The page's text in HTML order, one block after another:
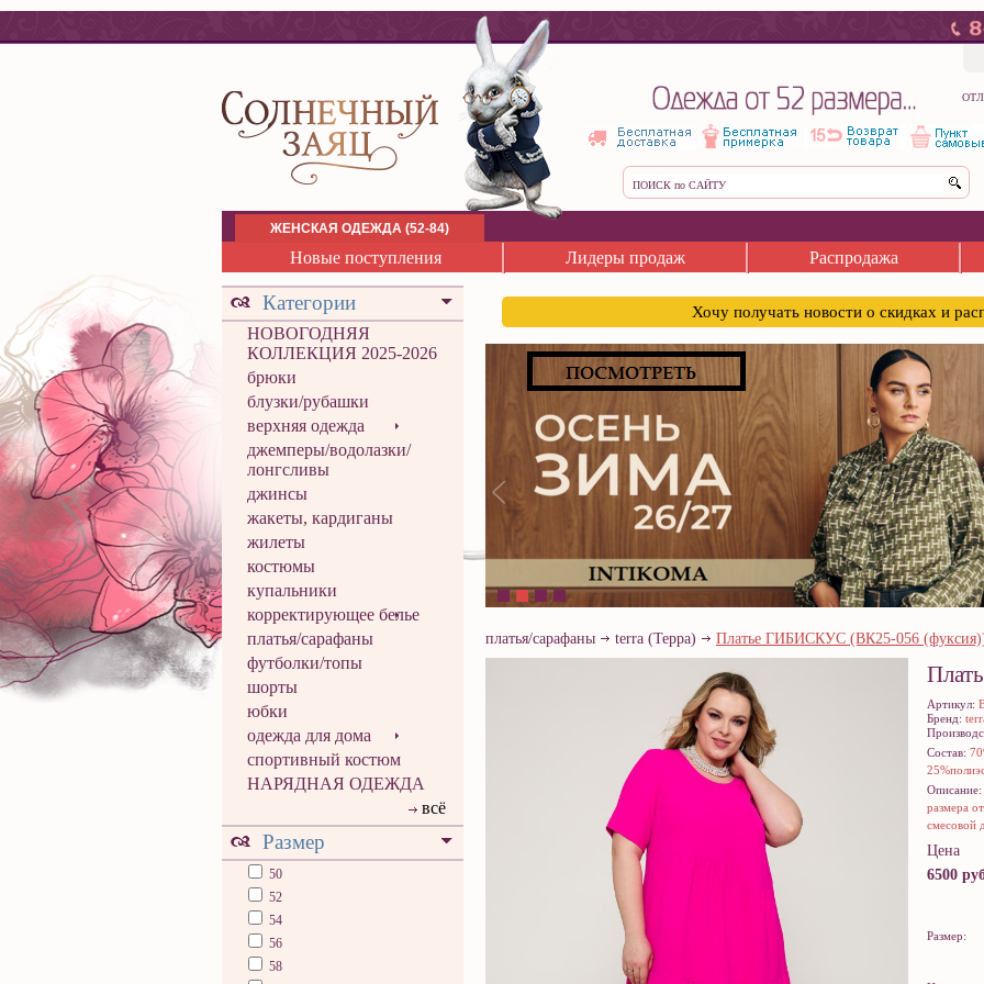
ЖЕНСКАЯ ОДЕЖДА (52-84)
Новые поступления Лидеры продаж Распродажа
Категории
НОВОГОДНЯЯ
КОЛЛЕКЦИЯ 2025-2026
брюки
блузки/рубашки
верхняя одежда
джемперы/водолазки/
лонгсливы
джинсы
жакеты, кардиганы
жилеты
костюмы
купальники
корректирующее белье
платья/сарафаны
футболки/топы
шорты
юбки
одежда для дома
спортивный костюм
НАРЯДНАЯ ОДЕЖДА
всё
Размер
50
52
54
56
58
Хочу получать новости о скидках и
платья/сарафаны terra (Терра) Платье ГИБИСКУС (ВК25-056
Артикул:
Бренд:
Состав:
Описание:
размера
смесовой
Цена
6500
Размер: